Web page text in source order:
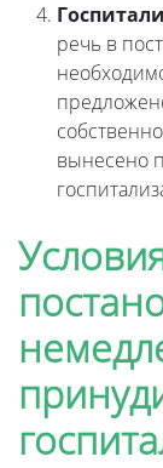
речь в
вынесено